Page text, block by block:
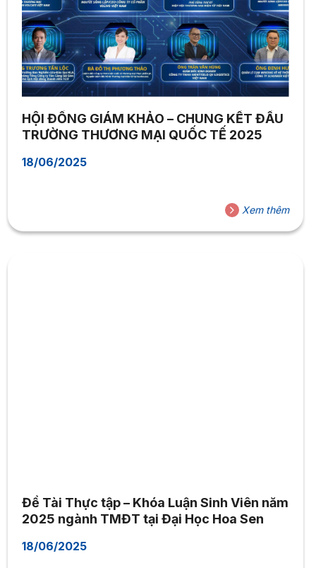
HỘI ĐỒNG GIÁM KHẢO – CHUNG KẾT ĐẤU
TRƯỜNG THƯƠNG MẠI QUỐC TẾ 2025
18/06/2025
Xem thêm
Đề Tài Thực tập – Khóa Luận Sinh Viên năm
2025 ngành TMĐT tại Đại Học Hoa Sen
18/06/2025